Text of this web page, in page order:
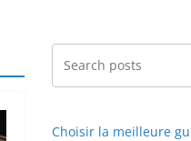
Choisir la meilleure